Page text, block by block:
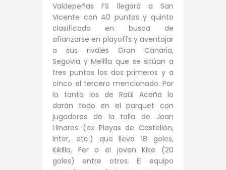
Valdepeñas FS llegará a San
Vicente con 40 puntos y quinto
clasificado en busca de
afianzarse en playoffs y aventajar
a sus rivales Gran Canaria,
Segovia y Melilla que se sitúan a
tres puntos los dos primeros y a
cinco el tercero mencionado. Por
lo tanto los de Raúl Aceña lo
darán todo en el parquet con
jugadores de la talla de Joan
Llinares (ex Playas de Castellón,
Inter, etc.) que lleva 18 goles,
Kikillo, Fer o el joven Kike (20
goles) entre otros. El equipo